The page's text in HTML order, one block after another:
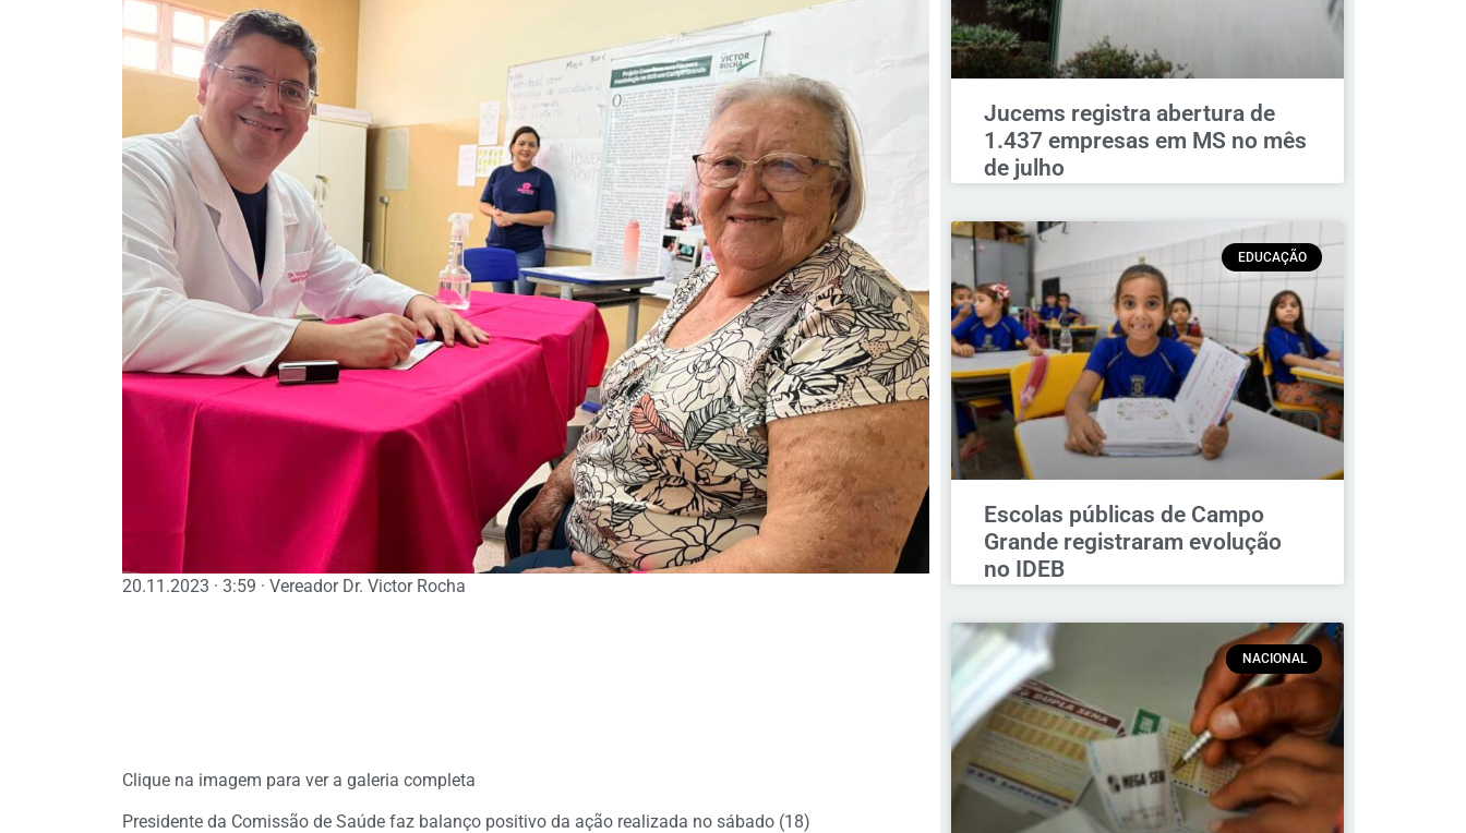
20.11.2023 · 3:59 · Vereador Dr. Victor Rocha
Clique na imagem para ver a galeria completa
Presidente da Comissão de Saúde faz balanço positivo da ação realizada no sábado (18)
Jucems registra abertura de
1.437 empresas em MS no mês
de julho
EDUCAÇÃO
Escolas públicas de Campo
Grande registraram evolução
no IDEB
NACIONAL